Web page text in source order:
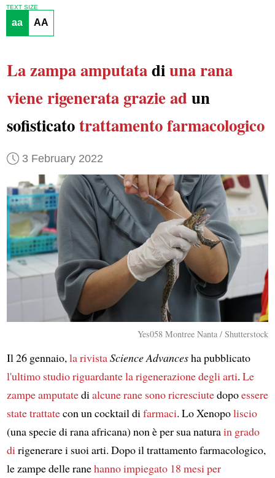
TEXT SIZE
aa AA
La zampa amputatadiuna rana
viene rigenerata grazie adun
sofisticatotrattamento farmacologico
3 February 2022
Yes058 Montree Nanta / Shutterstock
Il 26 gennaio, la rivistaScience Advancesha pubblicato
l'ultimo studioriguardantela rigenerazione degli arti. Le
zampe amputatedi alcune rane sono ricresciutedopoessere
state trattatecon un cocktail di farmaci. Lo Xenopoliscio
(una specie di rana africana) non è per sua naturain grado
di rigenerare i suoi arti. Dopo il trattamento farmacologico,
le zampe delle ranehanno impiegato 18 mesi per